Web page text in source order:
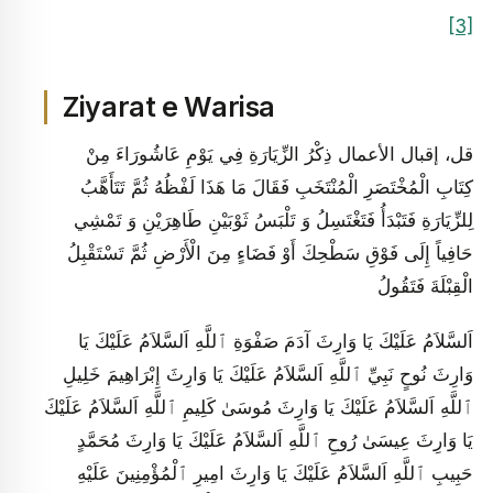
[3]
Ziyarat e Warisa
قل، إقبال الأعمال ذِكْرُ الزِّيَارَةِ فِي يَوْمِ عَاشُورَاءَ مِنْ
كِتَابِ الْمُخْتَصَرِ الْمُنْتَخَبِ فَقَالَ مَا هَذَا لَفْظُهُ‏ ثُمَّ تَتَأَهَّبُ
لِلزِّيَارَةِ فَتَبْدَأُ فَتَغْتَسِلُ وَ تَلْبَسُ ثَوْبَيْنِ طَاهِرَيْنِ وَ تَمْشِي
حَافِياً إِلَى فَوْقِ سَطْحِكَ أَوْ فَضَاءٍ مِنَ الْأَرْضِ ثُمَّ تَسْتَقْبِلُ
الْقِبْلَةَ فَتَقُولُ
اَلسَّلاَمُ عَلَيْكَ يَا وَارِثَ آدَمَ صَفْوَةِ ٱللَّهِ اَلسَّلاَمُ عَلَيْكَ يَا
وَارِثَ نُوحٍ نَبِيِّ ٱللَّهِ اَلسَّلاَمُ عَلَيْكَ يَا وَارِثَ إِبْرَاهِيمَ خَلِيلِ
ٱللَّهِ اَلسَّلاَمُ عَلَيْكَ يَا وَارِثَ مُوسَىٰ كَلِيمِ ٱللَّهِ اَلسَّلاَمُ عَلَيْكَ
يَا وَارِثَ عِيسَىٰ رُوحِ ٱللَّهِ اَلسَّلاَمُ عَلَيْكَ يَا وَارِثَ مُحَمَّدٍ
حَبِيبِ ٱللَّهِ اَلسَّلاَمُ عَلَيْكَ يَا وَارِثَ امِيرِ ٱلْمُؤْمِنِينَ عَلَيْهِ